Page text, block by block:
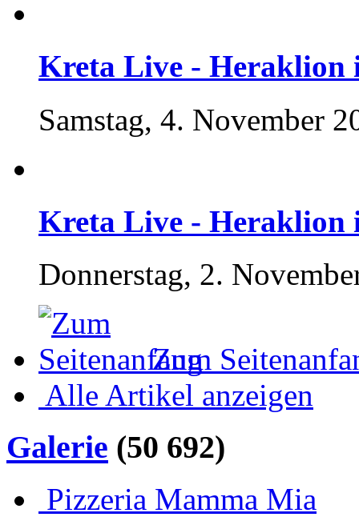
Kreta Live - Heraklion
Samstag, 4. November
Kreta Live - Heraklion
Donnerstag, 2.
Zum
Alle Artikel anzeigen
Galerie (50 692)
Pizzeria Mamma Mia